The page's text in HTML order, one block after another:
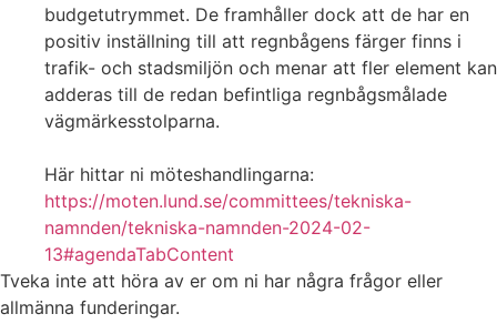
budgetutrymmet. De framhåller dock att de har en
positiv inställning till att regnbågens färger finns i
trafik- och stadsmiljön och menar att fler element kan
adderas till de redan befintliga regnbågsmålade
vägmärkesstolparna.
Här hittar ni möteshandlingarna:
https://moten.lund.se/committees/tekniska-
namnden/tekniska-namnden-2024-02-
13#agendaTabContent
Tveka inte att höra av er om ni har några frågor eller
allmänna funderingar.